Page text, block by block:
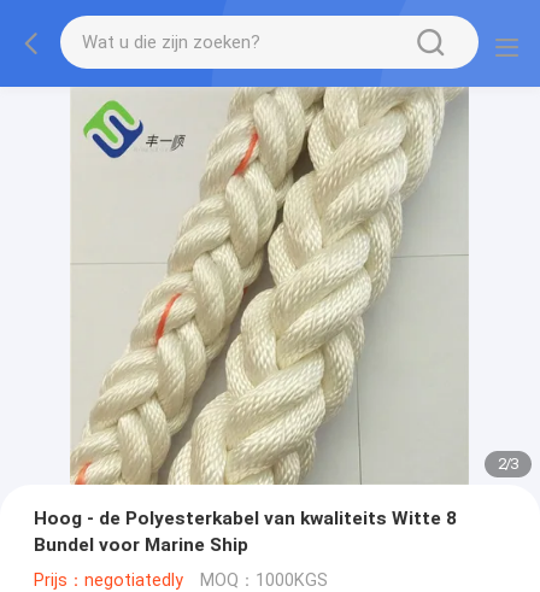
2/3
Hoog - de Polyesterkabel van kwaliteits Witte 8
Bundel voor Marine Ship
Prijs：negotiatedly MOQ：1000KGS